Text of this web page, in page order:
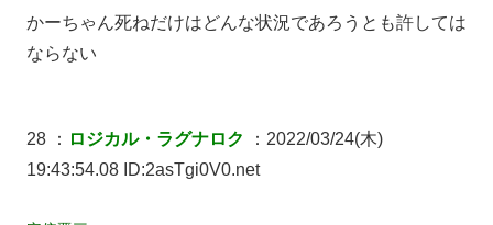
かーちゃん死ねだけはどんな状況であろうとも許しては
ならない
28 ： ロジカル・ラグナロク
：2022/03/24(木)
19:43:54.08 ID:2asTgi0V0.net